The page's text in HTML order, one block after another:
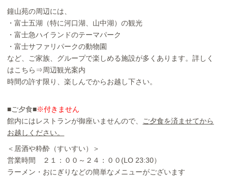
鐘山苑の周辺には、
・富士五湖（特に河口湖、山中湖）の観光
・富士急ハイランドのテーマパーク
・富士サファリパークの動物園
など、ご家族、グループで楽しめる施設が多くあります。詳しく
はこちら⇒ 周辺観光案内
時間の許す限り、楽しんでからお越し下さい。
■ご夕食■※付きません
館内にはレストランが御座いませんので、 ご夕食を済ませてから
お越しください。
＜居酒や粋酔（すいすい）＞
営業時間 ２１：００～２４：００(LO 23:30）
ラーメン・おにぎりなどの簡単なメニューがございます